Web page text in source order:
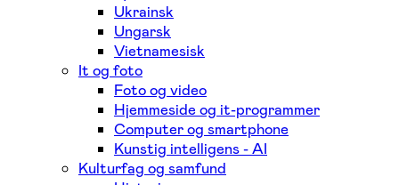
Ukrainsk
Ungarsk
Vietnamesisk
It og foto
Foto og video
Hjemmeside og it-programmer
Computer og smartphone
Kunstig intelligens - AI
Kulturfag og samfund